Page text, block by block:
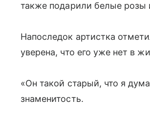
также подарили белые розы
Напоследок артистка
уверена, что его уже нет в
«Он такой старый, что я
знаменитость.